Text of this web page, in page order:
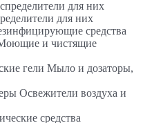
для них
средства
и чистящие
Мыло и дозаторы,
Освежители воздуха и